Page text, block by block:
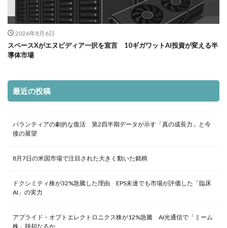
2026年8月6日
スペースXがエヌビディア一択を宣言 10ギガワットAI投資が変える半
導体市場
最近の投稿
パランティアの劇的な復活 第2四半期データが示す「真の成長力」と今
後の展望
8月7日の米国市場で注目された大きく動いた銘柄
ドクシミティ株が32%急騰した理由 EPS未達でも市場が評価した「臨床
AI」の実力
アプライド・オプトエレクトロニクス株が12%急騰 AI光通信で「ミーム
株」脱却なるか